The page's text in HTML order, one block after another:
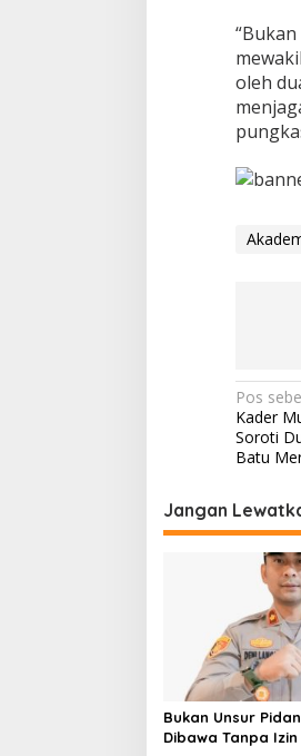
oleh
N
a
v
i
g
i
p
o
s
Pos
Kader
Soroti
Batu
Jangan
Bukan Unsur
Dibawa Tanpa